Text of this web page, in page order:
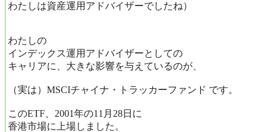
わたしは資産運用アドバイザーでしたね）
わたしの
インデックス運用アドバイザーとしての
キャリアに、大きな影響を与えているのが、
（実は）MSCIチャイナ・トラッカーファンド です。
このETF、2001年の11月28日に
香港市場に上場しました。